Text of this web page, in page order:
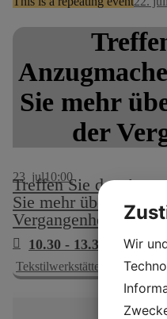
Sie mehr
der
23 jul10:00
Treffen Sie den
Sie mehr über die
Vergangenheit
10.30 - 13.30 & 14.00
Tekstilwerkstätte, nr. 15
Wir